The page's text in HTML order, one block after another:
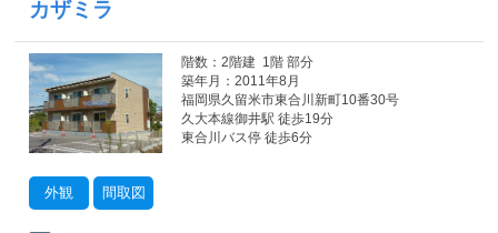
カザミラ
外観 間取図
階数：2階建 1階 部分
築年月：2011年8月
福岡県久留米市東合川新町10番30号
久大本線御井駅 徒歩19分
東合川バス停 徒歩6分